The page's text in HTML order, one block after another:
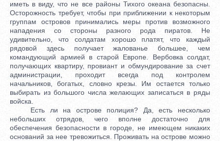
иметь в виду, что не все районы Тихого океана безопасны.
Осторожность требует, чтобы при приближении к некоторым
группам островов принимались меры против возможного
нападения со стороны разного рода пиратов. Не
удивительно, что солдатам хорошо платят, что каждый
рядовой здесь получает жалованье большее, чем
командующий армией в старой Европе. Вербовка солдат,
получающих квартиру, провиант и обмундирование за счет
администрации, проходит всегда под контролем
начальников, богатых, словно крезы. Им остается только
выбирать из большого числа желающих записаться в ряды
войска.
Есть ли на острове полиция? Да, есть несколько
небольших отрядов, чего вполне достаточно для
обеспечения безопасности в городе, не имеющем никаких
оснований за нее тревожиться. Проживать на острове можно